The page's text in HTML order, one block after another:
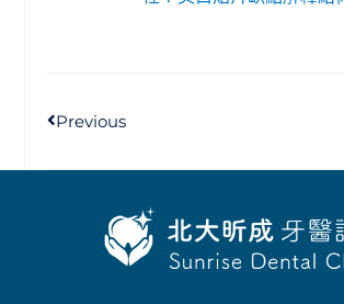
Previous